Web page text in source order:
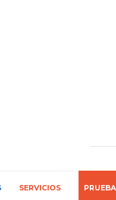
SERVICIOS